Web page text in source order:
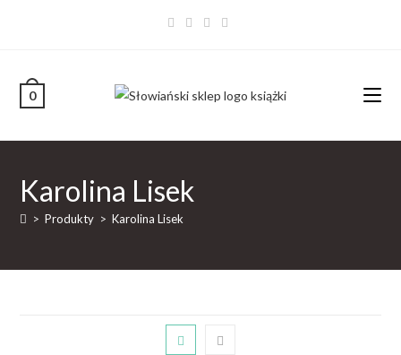
0
Karolina Lisek
> Produkty > Karolina Lisek